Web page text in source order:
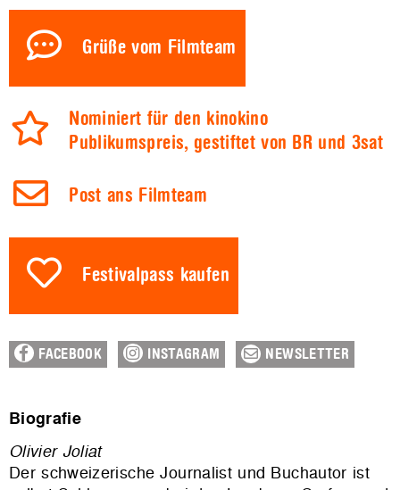
Grüße vom Filmteam
Nominiert für den kinokino
Publikumspreis, gestiftet von BR und 3sat
Post ans Filmteam
Festivalpass kaufen
FACEBOOK INSTAGRAM NEWSLETTER
Biografie
Olivier Joliat
Der schweizerische Journalist und Buchautor ist